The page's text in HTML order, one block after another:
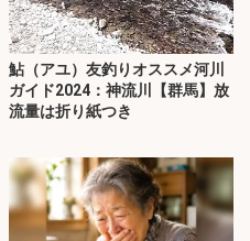
鮎（アユ）友釣りオススメ河川
ガイド2024：神流川【群馬】放
流量は折り紙つき